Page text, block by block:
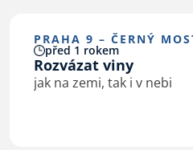
PRAHA 9 – ČERNÝ
před 1 rokem
Rozvázat viny
jak na zemi, tak i v nebi